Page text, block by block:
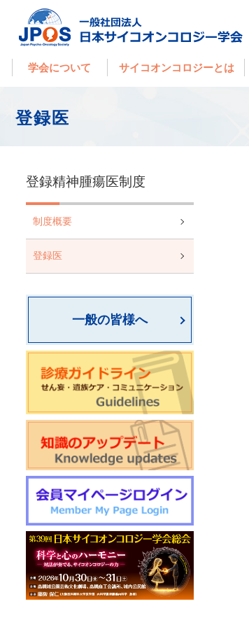
学会について サイコオンコロジーとは
登録医
登録精神腫瘍医制度
制度概要
登録医
一般の皆様へ